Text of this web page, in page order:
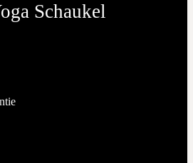
Schaukel